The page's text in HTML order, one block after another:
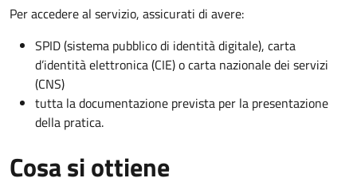
Per accedere al servizio, assicurati di avere:
SPID (sistema pubblico di identità digitale), carta
d’identità elettronica (CIE) o carta nazionale dei servizi
(CNS)
tutta la documentazione prevista per la presentazione
della pratica.
Cosa si ottiene